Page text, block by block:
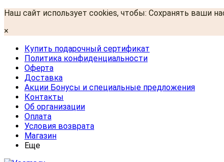
Наш сайт использует cookies, чтобы: Сохранять ваши
×
Купить подарочный сертификат
Политика конфиденциальности
Оферта
Доставка
Акции Бонусы и специальные предложения
Контакты
Об организации
Оплата
Условия возврата
Магазин
Еще